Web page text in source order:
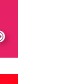
vuelco
con la
produjo la
en el vuelco